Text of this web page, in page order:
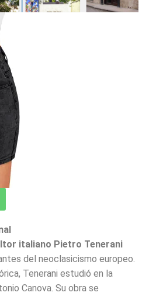
italiano Pietro Tenerani
del neoclasicismo europeo.
Tenerani estudió en la
Canova. Su obra se